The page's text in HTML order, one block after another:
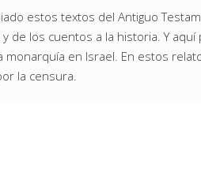
estos textos del Antiguo
de los cuentos a la historia. Y
en Israel. En estos
la censura.